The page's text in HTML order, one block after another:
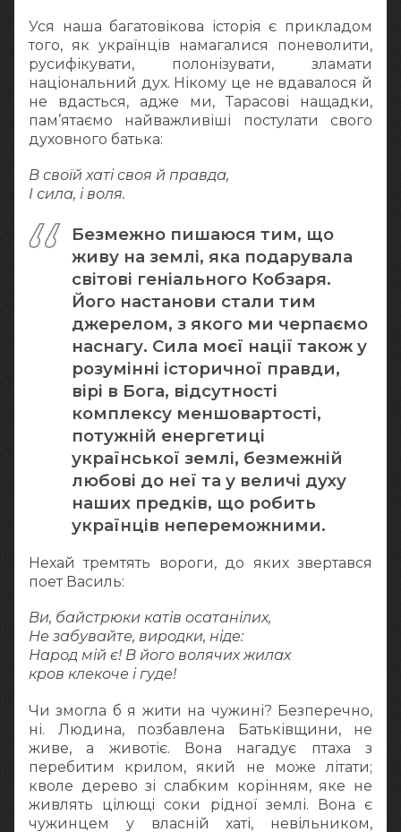
Уся наша багатовікова історія є прикладом
того, як українців намагалися поневолити,
русифікувати, полонізувати, зламати
національний дух. Нікому це не вдавалося й
не вдасться, адже ми, Тарасові нащадки,
пам’ятаємо найважливіші постулати свого
духовного батька:
В своїй хаті своя й правда,
І сила, і воля.
Безмежно пишаюся тим, що
живу на землі, яка подарувала
світові геніального Кобзаря.
Його настанови стали тим
джерелом, з якого ми черпаємо
наснагу. Сила моєї нації також у
розумінні історичної правди,
вірі в Бога, відсутності
комплексу меншовартості,
потужній енергетиці
української землі, безмежній
любові до неї та у величі духу
наших предків, що робить
українців непереможними.
Нехай тремтять вороги, до яких звертався
поет Василь:
Ви, байстрюки катів осатанілих,
Не забувайте, виродки, ніде:
Народ мій є! В його волячих жилах
кров клекоче і гуде!
Чи змогла б я жити на чужині? Безперечно,
ні. Людина, позбавлена Батьківщини, не
живе, а животіє. Вона нагадує птаха з
перебитим крилом, який не може літати;
кволе дерево зі слабким корінням, яке не
живлять цілющі соки рідної землі. Вона є
чужинцем у власній хаті, невільником,